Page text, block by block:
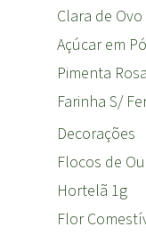
Clara de Ovo
Açúcar em
Pimenta
Farinha S/
Decorações
Flocos de
Hortelã 1g
Flor